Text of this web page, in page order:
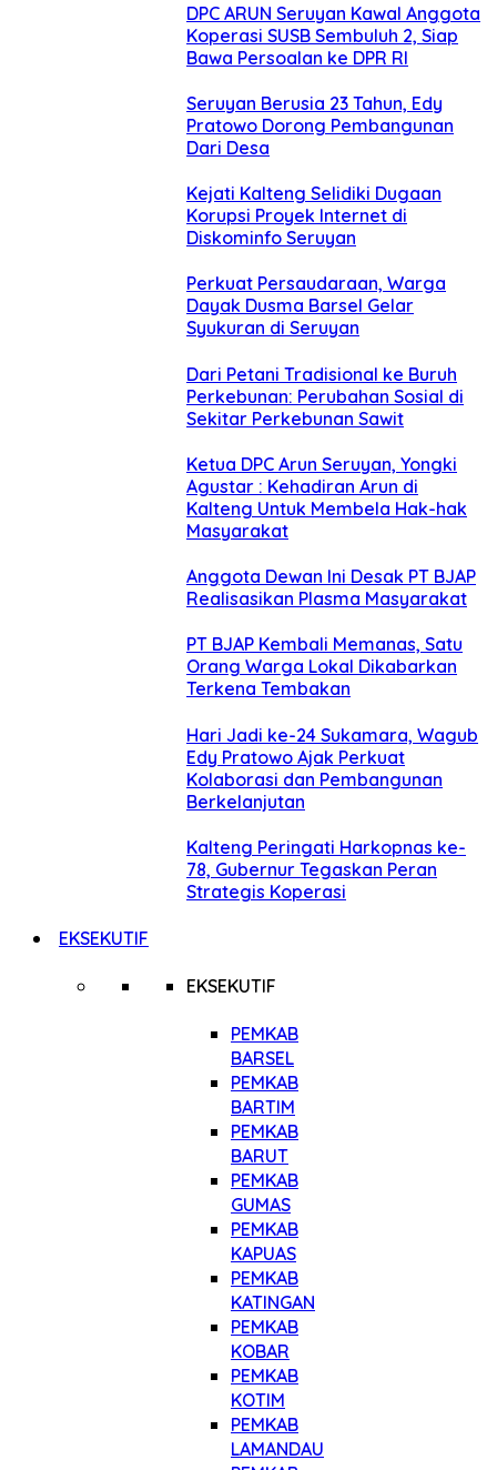
DPC ARUN Seruyan Kawal Anggota
Koperasi SUSB Sembuluh 2, Siap
Bawa Persoalan ke DPR RI
Seruyan Berusia 23 Tahun, Edy
Pratowo Dorong Pembangunan
Dari Desa
Kejati Kalteng Selidiki Dugaan
Korupsi Proyek Internet di
Diskominfo Seruyan
Perkuat Persaudaraan, Warga
Dayak Dusma Barsel Gelar
Syukuran di Seruyan
Dari Petani Tradisional ke Buruh
Perkebunan: Perubahan Sosial di
Sekitar Perkebunan Sawit
Ketua DPC Arun Seruyan, Yongki
Agustar : Kehadiran Arun di
Kalteng Untuk Membela Hak-hak
Masyarakat
Anggota Dewan Ini Desak PT BJAP
Realisasikan Plasma Masyarakat
PT BJAP Kembali Memanas, Satu
Orang Warga Lokal Dikabarkan
Terkena Tembakan
Hari Jadi ke-24 Sukamara, Wagub
Edy Pratowo Ajak Perkuat
Kolaborasi dan Pembangunan
Berkelanjutan
Kalteng Peringati Harkopnas ke-
78, Gubernur Tegaskan Peran
Strategis Koperasi
EKSEKUTIF
EKSEKUTIF
PEMKAB
BARSEL
PEMKAB
BARTIM
PEMKAB
BARUT
PEMKAB
GUMAS
PEMKAB
KAPUAS
PEMKAB
KATINGAN
PEMKAB
KOBAR
PEMKAB
KOTIM
PEMKAB
LAMANDAU